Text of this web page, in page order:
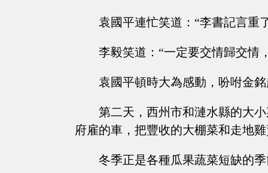
袁國平連忙笑道：“李書記言重
李毅笑道：“一定要交情歸交情
袁國平頓時大為感動，吩咐金
第二天，西州市和漣水縣的大
府雇的車，把豐收的大棚菜和走地
冬季正是各種瓜果蔬菜短缺的